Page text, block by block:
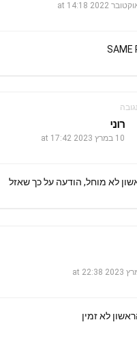
SAME
רוני
10 במרץ 2023 at 17:42
לא מוחל, הודעה על כך שאזל
לא זמין